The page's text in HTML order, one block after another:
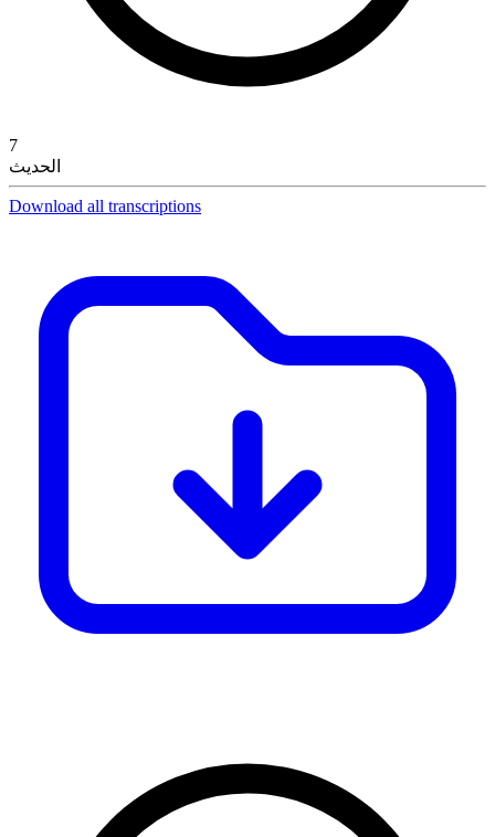
7
الحديث
Download all transcriptions